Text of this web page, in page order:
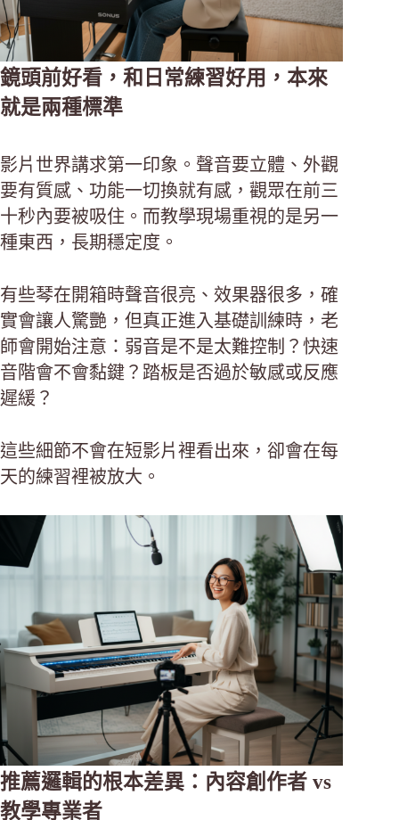
鏡頭前好看，和日常練習好用，本來
就是兩種標準
影片世界講求第一印象。聲音要立體、外觀
要有質感、功能一切換就有感，觀眾在前三
十秒內要被吸住。而教學現場重視的是另一
種東西，長期穩定度。
有些琴在開箱時聲音很亮、效果器很多，確
實會讓人驚艷，但真正進入基礎訓練時，老
師會開始注意：弱音是不是太難控制？快速
音階會不會黏鍵？踏板是否過於敏感或反應
遲緩？
這些細節不會在短影片裡看出來，卻會在每
天的練習裡被放大。
推薦邏輯的根本差異：內容創作者 vs
教學專業者